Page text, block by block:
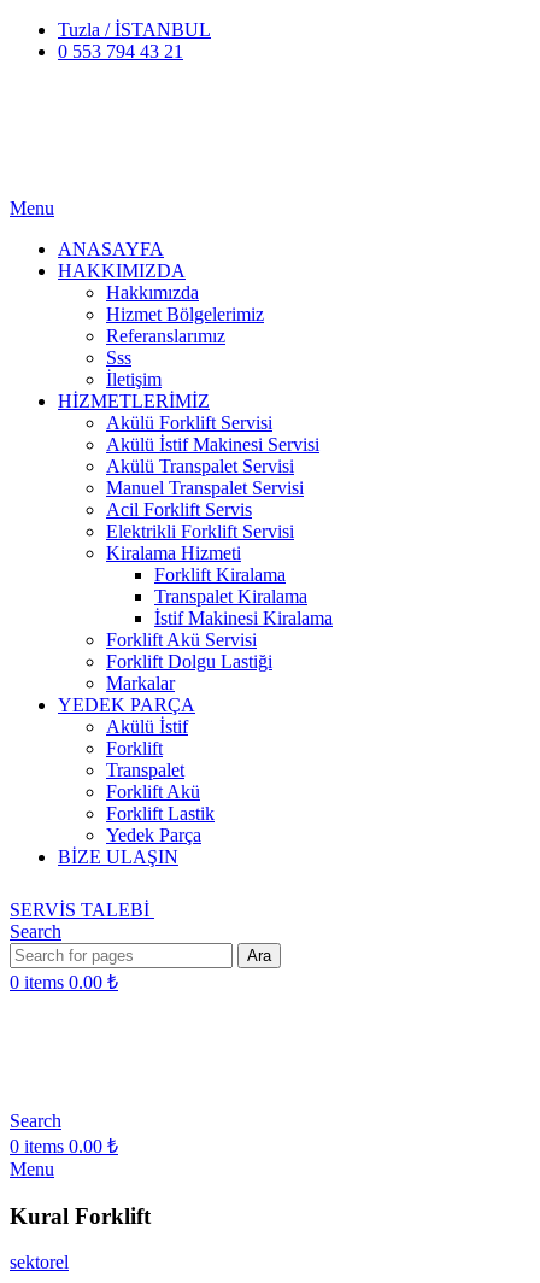
Tuzla / İSTANBUL
0 553 794 43 21
Menu
ANASAYFA
HAKKIMIZDA
Hakkımızda
Hizmet Bölgelerimiz
Referanslarımız
Sss
İletişim
HİZMETLERİMİZ
Akülü Forklift Servisi
Akülü İstif Makinesi Servisi
Akülü Transpalet Servisi
Manuel Transpalet Servisi
Acil Forklift Servis
Elektrikli Forklift Servisi
Kiralama Hizmeti
Forklift Kiralama
Transpalet Kiralama
İstif Makinesi Kiralama
Forklift Akü Servisi
Forklift Dolgu Lastiği
Markalar
YEDEK PARÇA
Akülü İstif
Forklift
Transpalet
Forklift Akü
Forklift Lastik
Yedek Parça
BİZE ULAŞIN
SERVİS TALEBİ
Search
Ara
0 items 0.00 ₺
Search
0 items 0.00 ₺
Menu
Kural Forklift
sektorel